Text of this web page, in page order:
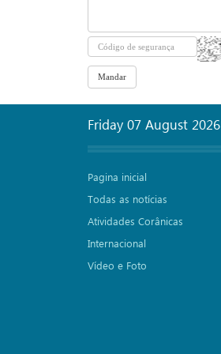
Friday 07 August 2026
Pagina inicial
Todas as notícias
Atividades Corânicas
Internacional
Vídeo e Foto